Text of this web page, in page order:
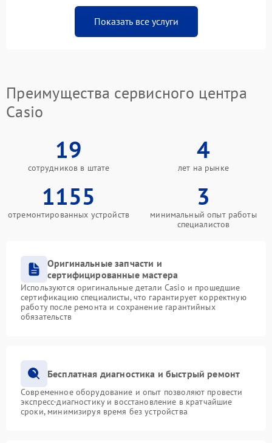
Показать все услуги
Преимущества сервисного центра
Casio
19
сотрудников в штате
4
лет на рынке
1155
отремонтированных устройств
3
минимальный опыт работы
специалистов
Оригинальные запчасти и
сертифицированные мастера
Используются оригинальные детали Casio и прошедшие
сертификацию специалисты, что гарантирует корректную
работу после ремонта и сохранение гарантийных
обязательств
Бесплатная диагностика и быстрый ремонт
Современное оборудование и опыт позволяют провести
экспресс-диагностику и восстановление в кратчайшие
сроки, минимизируя время без устройства